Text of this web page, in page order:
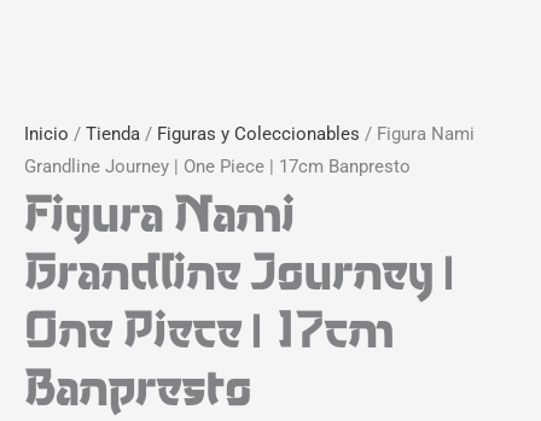
Inicio / Tienda / Figuras y Coleccionables / Figura Nami
Grandline Journey | One Piece | 17cm Banpresto
Figura Nami
Grandline Journey |
One Piece | 17cm
Banpresto